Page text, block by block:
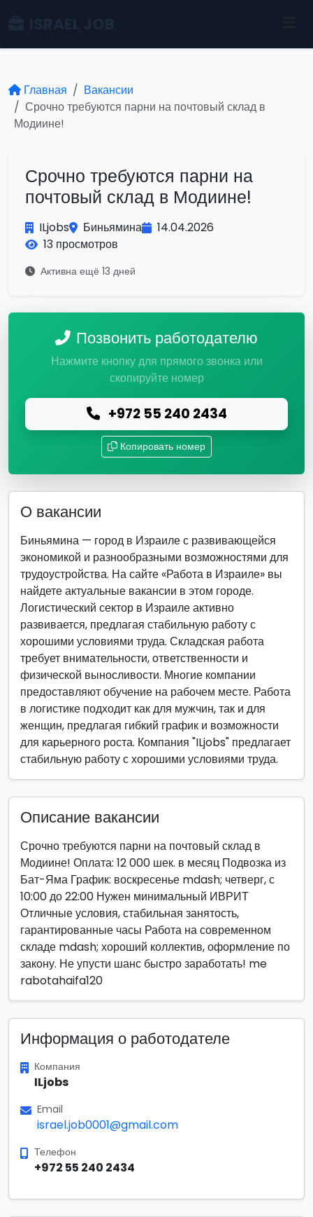
Главная
Вакансии
Срочно требуются парни на почтовый склад в
Модиине!
Срочно требуются парни на
почтовый склад в Модиине!
ILjobs Биньямина
14.04.2026
13 просмотров
Активна ещё 13 дней
Позвонить работодателю
Нажмите кнопку для прямого звонка или
скопируйте номер
+972 55 240 2434
Копировать номер
О вакансии
Биньямина — город в Израиле с развивающейся
экономикой и разнообразными возможностями для
трудоустройства. На сайте «Работа в Израиле» вы
найдете актуальные вакансии в этом городе.
Логистический сектор в Израиле активно
развивается, предлагая стабильную работу с
хорошими условиями труда. Складская работа
требует внимательности, ответственности и
физической выносливости. Многие компании
предоставляют обучение на рабочем месте. Работа
в логистике подходит как для мужчин, так и для
женщин, предлагая гибкий график и возможности
для карьерного роста. Компания "ILjobs" предлагает
стабильную работу с хорошими условиями труда.
Описание вакансии
Срочно требуются парни на почтовый склад в
Модиине! Оплата: 12 000 шек. в месяц Подвозка из
Бат-Яма График: воскресенье mdash; четверг, с
10:00 до 22:00 Нужен минимальный ИВРИТ
Отличные условия, стабильная занятость,
гарантированные часы Работа на современном
складе mdash; хороший коллектив, оформление по
закону. Не упусти шанс быстро заработать! me
rabotahaifa120
Информация о работодателе
Компания
ILjobs
Email
israel.job0001@gmail.com
Телефон
+972 55 240 2434